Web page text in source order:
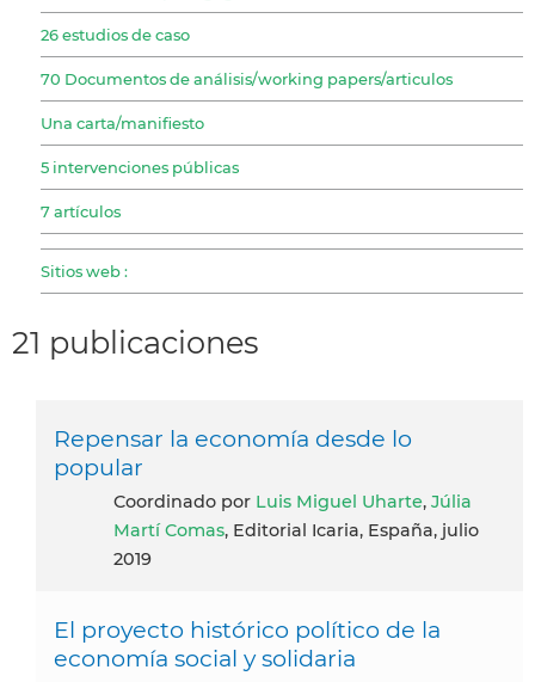
26 estudios de caso
70 Documentos de análisis/working papers/articulos
Una carta/manifiesto
5 intervenciones públicas
7 artículos
Sitios web :
21 publicaciones
Repensar la economía desde lo
popular
coordinado por Luis Miguel Uharte, Júlia
Martí Comas, Editorial Icaria, España, julio
2019
El proyecto histórico político de la
economía social y solidaria